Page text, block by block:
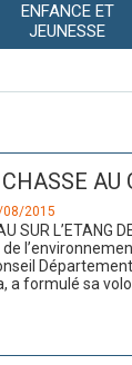
ENFANCE ET
JEUNESSE
AU
2015
SUR
de
a formulé sa